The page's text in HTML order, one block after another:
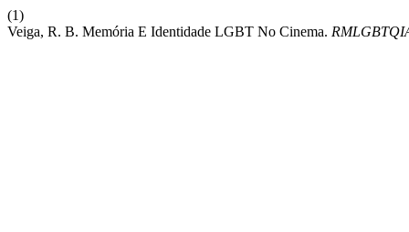
(1)
Veiga, R. B. Memória E Identidade LGBT No Cinema.